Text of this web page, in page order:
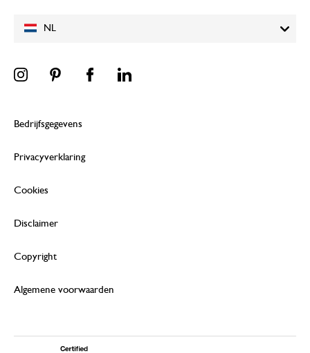
NL
Bedrijfsgegevens
Privacyverklaring
Cookies
Disclaimer
Copyright
Algemene voorwaarden